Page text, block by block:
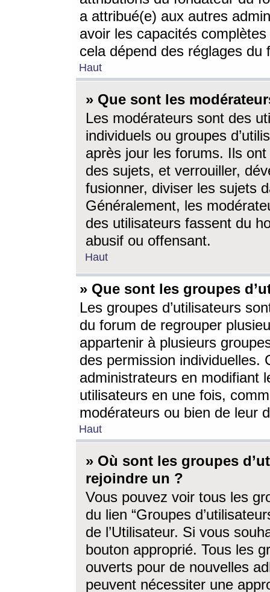
a attribué(e) aux autres
avoir les capacités
cela dépend des réglages du
Haut
» Que sont les
Les modérateurs sont des
individuels ou groupes
après jour les forums. Ils ont
des sujets, et verrouiller,
fusionner, diviser les sujets
Généralement, les
des utilisateurs fassent du
abusif ou offensant.
Haut
» Que sont les groupes
Les groupes d’utilisateurs
du forum de regrouper
appartenir à plusieurs
des permission individuelles.
administrateurs en modifiant
utilisateurs en une fois,
modérateurs ou bien de leur
Haut
» Où sont les groupes
rejoindre un ?
Vous pouvez voir tous les
du lien “Groupes
de l’Utilisateur. Si vous
bouton approprié. Tous les
ouverts pour de nouvelles
peuvent nécessiter une